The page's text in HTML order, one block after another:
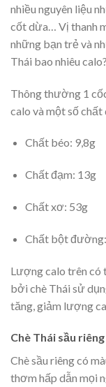
nhiều nguyên liệu
cốt dừa… Vị thanh
những bạn trẻ và
Thái bao nhiêu calo?
Thông thường 1
calo và một số
Chất béo: 9,8g
Chất đạm: 13g
Chất xơ: 53g
Chất bột
Lượng calo trên có
bởi chè Thái sử
tăng, giảm lượng
Chè Thái sầu
Chè sầu riêng có
thơm hấp dẫn mọi